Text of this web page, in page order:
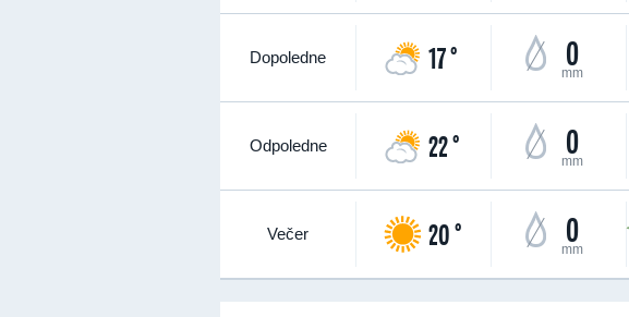
Dopoledne 17 ° 0
mm
Odpoledne 22 ° 0
mm
Večer 20 ° 0
mm